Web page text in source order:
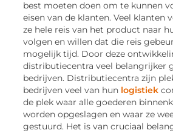
best moeten doen om te kunnen
eisen van de klanten. Veel klanten
ze hele reis van het product naar
volgen en willen dat die reis
mogelijk tijd. Door deze
distributiecentra veel belangrijker
bedrijven. Distributiecentra zijn
bedrijven veel van hun logistiek
de plek waar alle goederen
worden opgeslagen en waar ze
gestuurd. Het is van cruciaal